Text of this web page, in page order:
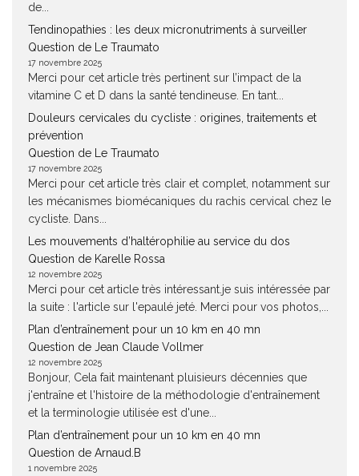
de...
Tendinopathies : les deux micronutriments à surveiller
Question de Le Traumato
17 novembre 2025
Merci pour cet article très pertinent sur l’impact de la
vitamine C et D dans la santé tendineuse. En tant...
Douleurs cervicales du cycliste : origines, traitements et
prévention
Question de Le Traumato
17 novembre 2025
Merci pour cet article très clair et complet, notamment sur
les mécanismes biomécaniques du rachis cervical chez le
cycliste. Dans...
Les mouvements d’haltérophilie au service du dos
Question de Karelle Rossa
12 novembre 2025
Merci pour cet article très intéressant.je suis intéressée par
la suite : l'article sur l'epaulé jeté. Merci pour vos photos,...
Plan d’entraînement pour un 10 km en 40 mn
Question de Jean Claude Vollmer
12 novembre 2025
Bonjour, Cela fait maintenant pluisieurs décennies que
j'entraîne et l'histoire de la méthodologie d'entraînement
et la terminologie utilisée est d'une...
Plan d’entraînement pour un 10 km en 40 mn
Question de Arnaud.B
1 novembre 2025